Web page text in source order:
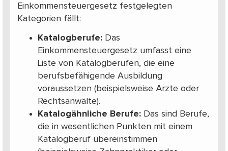
Einkommensteuergesetz festgelegten
Kategorien fällt:
Katalogberufe:Das
Einkommensteuergesetz umfasst eine
Liste von Katalogberufen, die eine
berufsbefähigende Ausbildung
voraussetzen (beispielsweise Ärzte oder
Rechtsanwälte).
Katalogähnliche Berufe:Das sind Berufe,
die in wesentlichen Punkten mit einem
Katalogberuf übereinstimmen